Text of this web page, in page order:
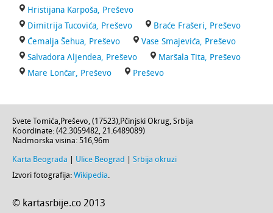
Hristijana Karpoša, Preševo
Dimitrija Tucovića, Preševo
Braće Frašeri, Preševo
Ćemalja Šehua, Preševo
Vase Smajevića, Preševo
Salvadora Aljendea, Preševo
Maršala Tita, Preševo
Mare Lončar, Preševo
Preševo
Svete Tomića,Preševo, (17523),Pčinjski Okrug, Srbija
Koordinate: (42.3059482, 21.6489089)
Nadmorska visina: 516,96m
Karta Beograda Ulice Beograd
Srbija okruzi
Izvori fotografija: Wikipedia.
© kartasrbije.co 2013